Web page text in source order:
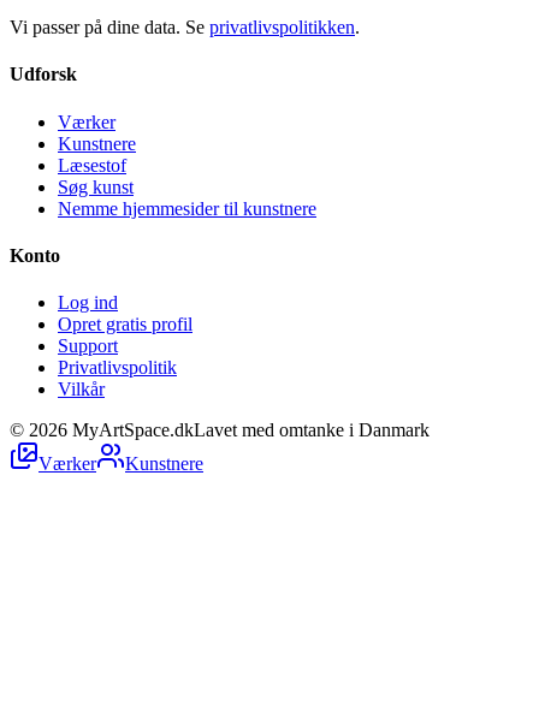
Vi passer på dine data. Se privatlivspolitikken.
Udforsk
Værker
Kunstnere
Læsestof
Søg kunst
Nemme hjemmesider til kunstnere
Konto
Log ind
Opret gratis profil
Support
Privatlivspolitik
Vilkår
© 2026 MyArtSpace.dkLavet med omtanke i Danmark
Værker
Kunstnere